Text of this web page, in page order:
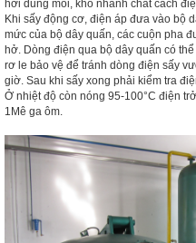
hơi dung môi, khô nhanh chất cách
Khi sấy động cơ, điện áp đưa vào bộ
mức của bộ dây quấn, các cuộn pha
hở. Dòng điện qua bộ dây quấn có
rơ le bảo vệ để tránh dòng điện sấy
giờ. Sau khi sấy xong phải kiểm tra
Ở nhiệt độ còn nóng 95-100°C điện
1Mê ga ôm.